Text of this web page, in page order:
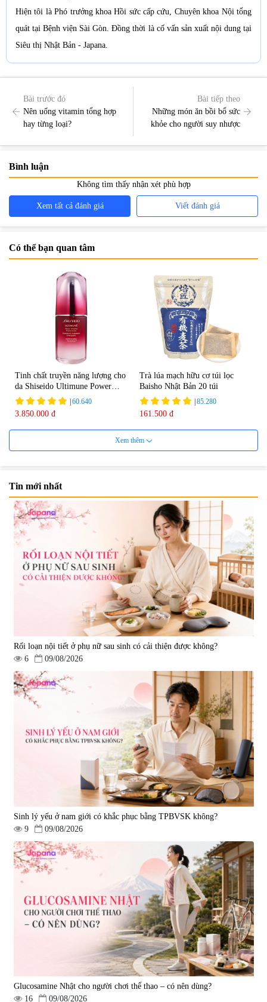
Hiện tôi là Phó trưởng khoa Hồi sức cấp cứu, Chuyên khoa Nội tổng
quát tại Bệnh viện Sài Gòn. Đồng thời là cố vấn sản xuất nội dung tại
Siêu thị Nhật Bản - Japana.
Bài trước đó
Nên uống vitamin tổng hợp
hay từng loại?
Bài tiếp theo
Những món ăn bồi bổ sức
khỏe cho người suy nhược
Bình luận
Không tìm thấy nhận xét phù hợp
Xem tất cả đánh giá Viết đánh giá
Có thể bạn quan tâm
Tinh chất truyền năng lượng cho
da Shiseido Ultimune Power
75ml
|60.640
3.850.000 đ
Trà lúa mạch hữu cơ túi lọc
Baisho Nhật Bản 20 túi
|85.280
161.500 đ
Viên uống bổ não Ribeto Shoji
Ichoha Ekisu Plus - 90 viên
57.920
1.450.000 đ
Viên nang uống cải thiện thị lực,
trí nhớ DHA + EPA + Flaxseed
Oil 30 viên/gói - Date 02/2027
|52.346
225.000 đ
Tẩy tế bào chết Nichiei Bussan
Nano NMN+ Peeling Gel
1.490.000 đ
Viên uống hỗ trợ bền thành
mạch, ngừa tai biến Elastin Plus
& Nattokinase Hokoen 80 viên
|0
980.000 đ
Viên uống bổ gan Ribeto Shoji
Hepaclean 60 viên
690.000 đ
Viên uống hỗ trợ cải thiện thoát
vị đĩa đệm Kyoto Has 30 viên
|14.560
1.600.000 đ
Xem thêm
Tin mới nhất
Rối loạn nội tiết ở phụ nữ sau sinh có cải thiện được không?
6
09/08/2026
Sinh lý yếu ở nam giới có khắc phục bằng TPBVSK không?
9
09/08/2026
Glucosamine Nhật cho người chơi thể thao – có nên dùng?
16
09/08/2026